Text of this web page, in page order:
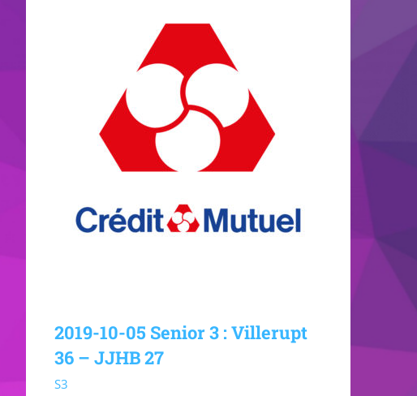
2019-10-05 Senior 3 : Villerupt
36 – JJHB 27
S3